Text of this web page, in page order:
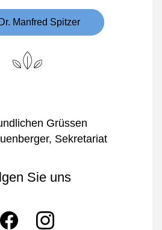
Manfred Spitzer
Grüssen
Sekretariat
Sie uns